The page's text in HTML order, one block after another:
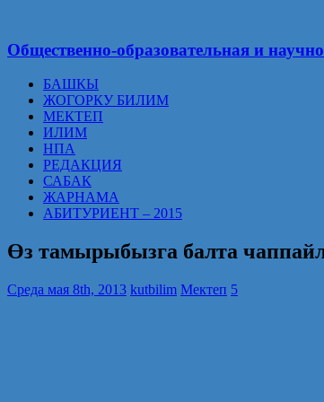
Общественно-образовательная и
БАШКЫ
ЖОГОРКУ БИЛИМ
МЕКТЕП
ИЛИМ
НПА
РЕДАКЦИЯ
САБАК
ЖАРНАМА
АБИТУРИЕНТ – 2015
Өз тамырыбызга балта
Среда мая 8th, 2013 kutbilim Мектеп 5